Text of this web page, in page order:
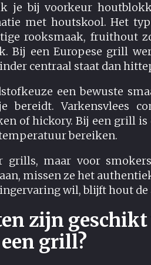
je bij voorkeur
met houtskool. Het
rooksmaak, fruithout
Bij een Europese grill
centraal staat dan
een bewuste
bereidt. Varkensvlees
of hickory. Bij een grill
bereiken.
grills, maar voor
missen ze het
wil, blijft hout de
zijn
grill?